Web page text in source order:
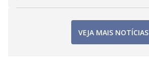
VEJA MAIS NOTÍCIAS